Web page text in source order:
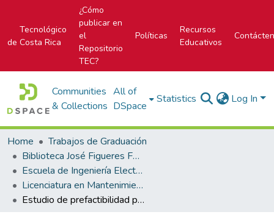
Tecnológico
de Costa Rica
¿Cómo
publicar en
el
Repositorio
TEC?
Políticas
Recursos
Educativos
Communities
& Collections
All of
DSpace
Statistics Log In
Home
Trabajos de Graduación
Biblioteca José Figueres Ferrer
Escuela de Ingeniería Electromecánica
Licenciatura en Mantenimiento Industrial
Estudio de prefactibilidad para la utilización de residuos sólidos como fuente de energía renovable en el ámbito municipal